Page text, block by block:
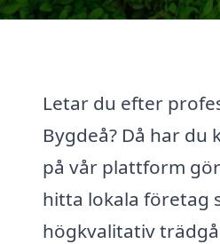
Letar du efter
Bygdeå? Då har
på vår plattform
hitta lokala företag
högkvalitativ